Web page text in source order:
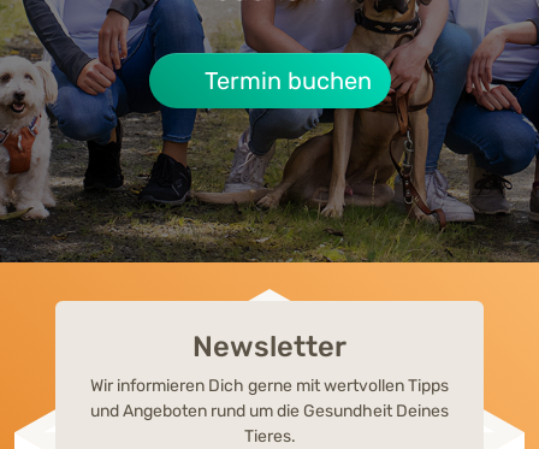
Termin buchen
Newsletter
Wir informieren Dich gerne mit wertvollen Tipps
und Angeboten rund um die Gesundheit Deines
Tieres.